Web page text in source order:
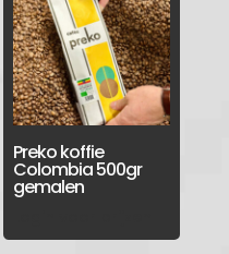
Preko koffie
Colombia 500gr
gemalen